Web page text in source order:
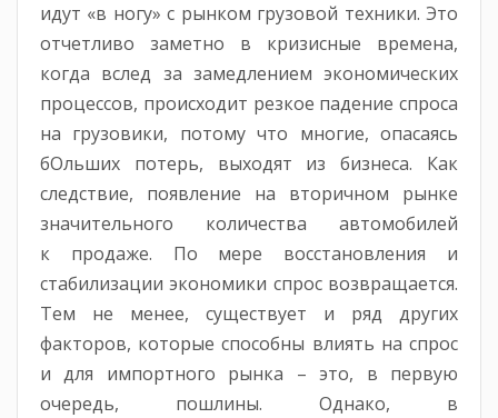
идут «в ногу» с рынком грузовой техники. Это
отчетливо заметно в кризисные времена,
когда вслед за замедлением экономических
процессов, происходит резкое падение спроса
на грузовики, потому что многие, опасаясь
бОльших потерь, выходят из бизнеса. Как
следствие, появление на вторичном рынке
значительного количества автомобилей
к продаже. По мере восстановления и
стабилизации экономики спрос возвращается.
Тем не менее, существует и ряд других
факторов, которые способны влиять на спрос
и для импортного рынка – это, в первую
очередь, пошлины. Однако, в